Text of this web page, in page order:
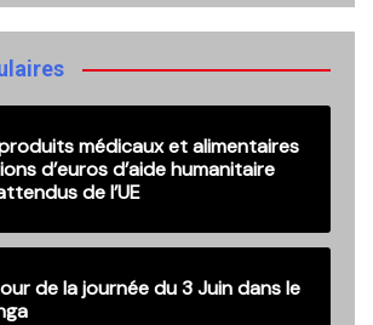
médicaux et alimentaires
d’euros d’aide humanitaire
de l’UE
de la journée du 3 Juin dans le